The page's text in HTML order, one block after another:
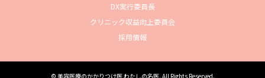
DX実行委員長
クリニック収益向上委員会
採用情報
© 美容医療のかかりつけ医 わたしの名医. All Rights Reserved.